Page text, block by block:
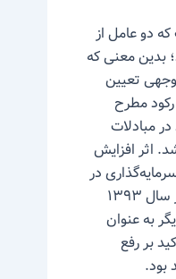
دو عامل از
بدین معنی که
سال ۱۳۹۳ به میزان قابل توجهی تعیین
مطرح
مبادلات
۱۳۹۳ همچنان پابرجا باشد. اثر افزایش
در
سال گذشته منفی بوده است، نمی‌توان بر ایفای نقش این عامل برای خروج از رکود در سال ۱۳۹۳
به عنوان
داشت. لذا برنامه خروج از رکود، در سال ۱۳۹۳ با تاکید بر رفع
بود.